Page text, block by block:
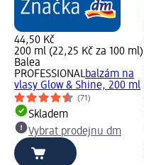
44,50 Kč
200 ml (22,25 Kč za 100 ml)
Balea
PROFESSIONALbalzám na
vlasy Glow & Shine, 200 ml
(71)
Skladem
Vybrat prodejnu dm